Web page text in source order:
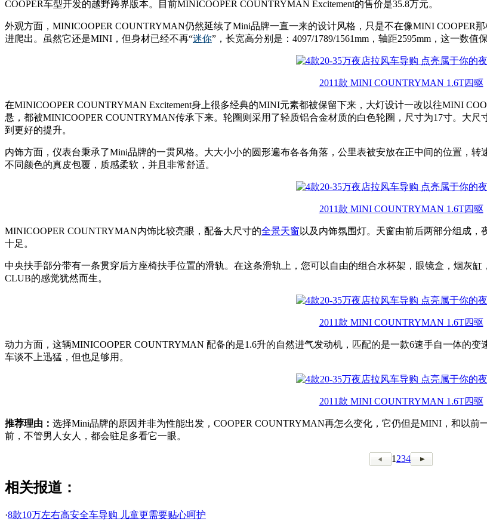
COOPER车型开发的越野跨界版本。目前MINICOOPER COUNTRYMAN Excitement的售价是35.8万元。
外观方面，MINICOOPER COUNTRYMAN仍然延续了Mini品牌一直一来的设计风格，只是不在像MINI COOPER
进爬出。虽然它还是MINI，但身材已经不再“迷你”，长宽高分别是：4097/1789/1561mm，轴距2595mm，这一数
2011款 MINI COUNTRYMAN 1.6T四驱
在MINICOOPER COUNTRYMAN Excitement身上很多经典的MINI元素都被保留下来，大灯设计一改以往MINI
悬，都被MINICOOPER COUNTRYMAN传承下来。轮圈则采用了轻质铝合金材质的白色轮圈，尺寸为17寸。大
到更好的提升。
内饰方面，仪表台秉承了Mini品牌的一贯风格。大大小小的圆形遍布各各角落，公里表被安放在正中间的位置，
不同颜色的真皮包覆，质感柔软，并且非常舒适。
2011款 MINI COUNTRYMAN 1.6T四驱
MINICOOPER COUNTRYMAN内饰比较亮眼，配备大尺寸的全景天窗 以及内饰氛围灯。天窗由前后两部分组成
十足。
中央扶手部分带有一条贯穿后方座椅扶手位置的滑轨。在这条滑轨上，您可以自由的组合水杯架，眼镜盒，烟灰
CLUB的感觉犹然而生。
2011款 MINI COUNTRYMAN 1.6T四驱
动力方面，这辆MINICOOPER COUNTRYMAN 配备的是1.6升的自然进气发动机，匹配的是一款6速手自一体的
车谈不上迅猛，但也足够用。
2011款 MINI COUNTRYMAN 1.6T四驱
推荐理由： 选择Mini品牌的原因并非为性能出发，COOPER COUNTRYMAN再怎么变化，它仍但是MINI，和以
前，不管男人女人，都会驻足多看它一眼。
1 234
相关报道：
·8款10万左右高安全车导购 儿童更需要贴心呵护